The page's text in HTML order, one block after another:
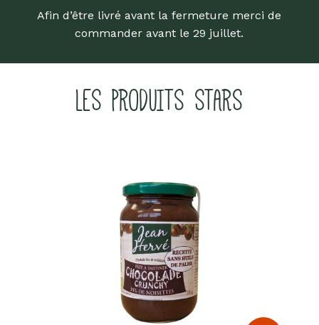
Afin d’être livré avant la fermeture merci de
commander avant le 29 juillet.
LES PRODUITS STARS